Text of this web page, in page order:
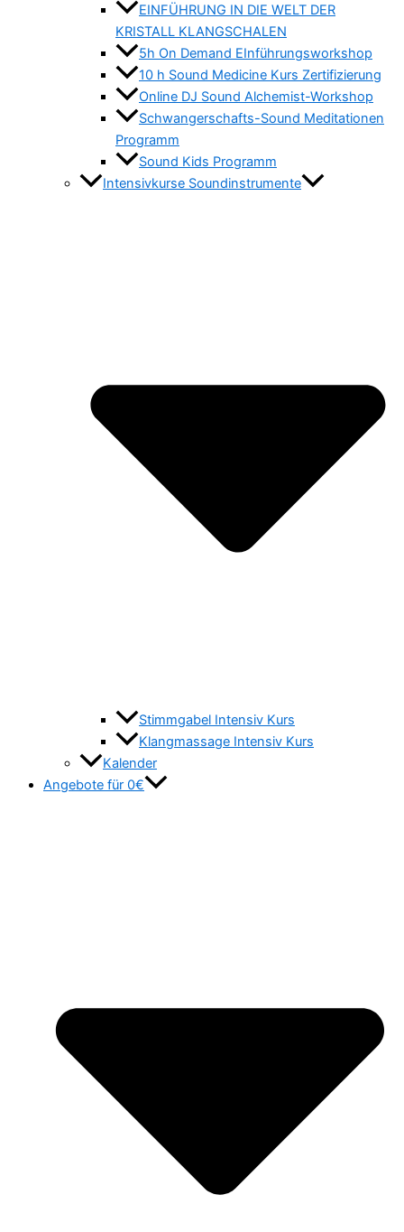
EINFÜHRUNG IN DIE WELT DER
KRISTALL KLANGSCHALEN
5h On Demand EInführungsworkshop
10 h Sound Medicine Kurs Zertifizierung
Online DJ Sound Alchemist-Workshop
Schwangerschafts-Sound Meditationen
Programm
Sound Kids Programm
Intensivkurse Soundinstrumente
Stimmgabel Intensiv Kurs
Klangmassage Intensiv Kurs
Kalender
Angebote für 0€